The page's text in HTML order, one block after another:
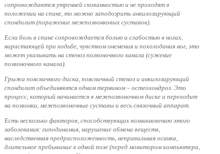
сопровождаются утренней скованностью и не проходят в
положении на спине, то можно заподозрить анкилозирующий
спондилит (поражение межпозвонковых суставов).
Если боль в спине сопровождается болью и слабостью в ногах,
нарастающей при ходьбе, чувством онемения и похолодания ног, это
может указывать на стеноз позвоночного канала (сужение
позвоночного канала).
Грыжа поясничного диска, поясничный стеноз и анкилозирующий
спондилит объединяются одним термином – остеохондроз. Это
процесс, который начинается в межпозвоночном диске и переходит
на позвонки, межпозвоночные суставы и весь связочный аппарат.
Есть несколько факторов, способствующих возникновению этого
заболевания: гиподинамия, нарушение обмена веществ,
наследственная предрасположенность, неправильная осанка,
длительное пребывание в одной позе (перед монитором компьютера,